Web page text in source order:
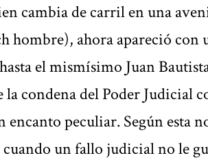
cambia de carril en una
hombre), ahora apareció con
el mismísimo Juan
la condena del Poder Judicial
encanto peculiar. Según esta
un fallo judicial no le